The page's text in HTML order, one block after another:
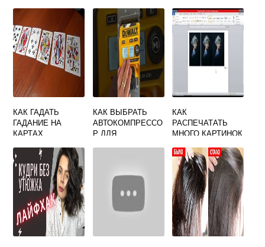
КАК ГАДАТЬ
ГАДАНИЕ НА
КАРТАХ
КАК ВЫБРАТЬ
АВТОКОМПРЕССО
Р ДЛЯ
КАК
РАСПЕЧАТАТЬ
МНОГО КАРТИНОК